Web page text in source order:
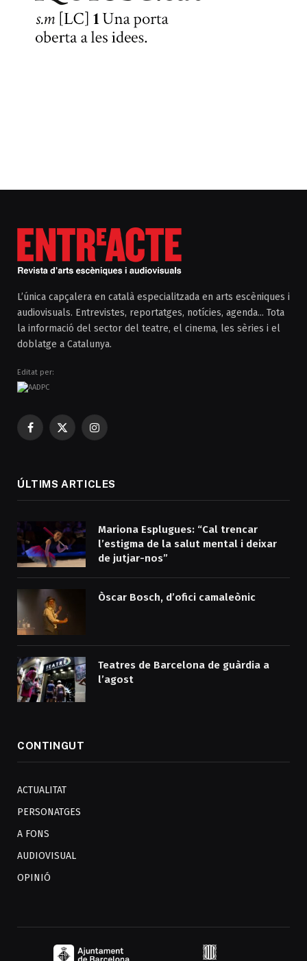
L’única capçalera en català especialitzada en arts escèniques i
audiovisuals. Entrevistes, reportatges, notícies, agenda... Tota
la informació del sector del teatre, el cinema, les sèries i el
doblatge a Catalunya.
Editat per:
Facebook
X
Instagram
ÚLTIMS ARTICLES
Mariona Esplugues: “Cal trencar
l’estigma de la salut mental i deixar
de jutjar-nos”
Òscar Bosch, d’ofici camaleònic
Teatres de Barcelona de guàrdia a
l’agost
CONTINGUT
ACTUALITAT
PERSONATGES
A FONS
AUDIOVISUAL
OPINIÓ